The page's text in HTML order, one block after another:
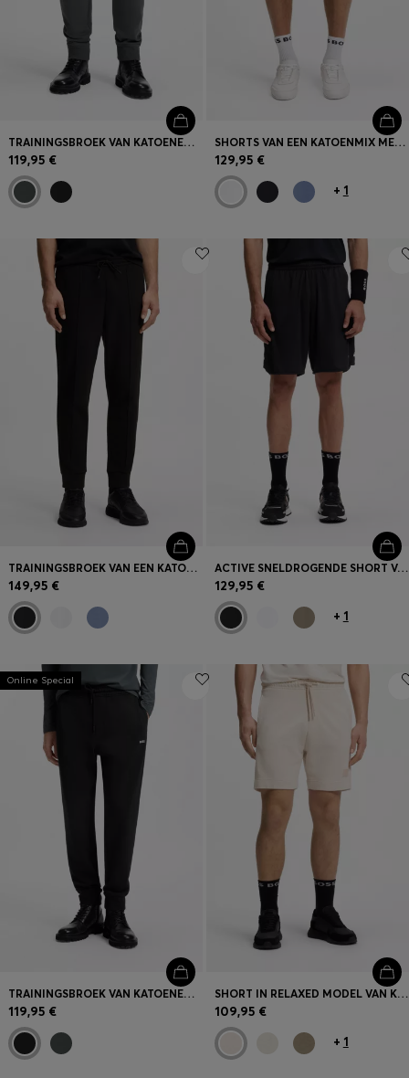
TRAININGSBROEK VAN KATOENEN SWEATSTOF MET LOGODETAIL
119,95 €
SHORTS VAN EEN KATOENMIX MET BIESDETAILS
129,95 €
+ 1
TRAININGSBROEK VAN EEN KATOENMIX MET BIEZEN
149,95 €
ACTIVE SNELDROGENDE SHORT VAN STRETCHMATERIAAL MET DIEPE MESH ZAKKEN
129,95 €
+ 1
Online Special
TRAININGSBROEK VAN KATOENEN SWEATSTOF MET LOGODETAIL
119,95 €
SHORT IN RELAXED MODEL VAN KATOENEN BADSTOF
109,95 €
+ 1